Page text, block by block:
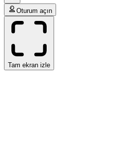
Oturum açın
Tam ekran izle